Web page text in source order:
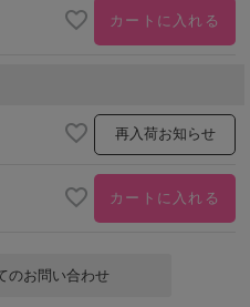
カートに入れる
再入荷お知らせ
カートに入れる
のお問い合わせ